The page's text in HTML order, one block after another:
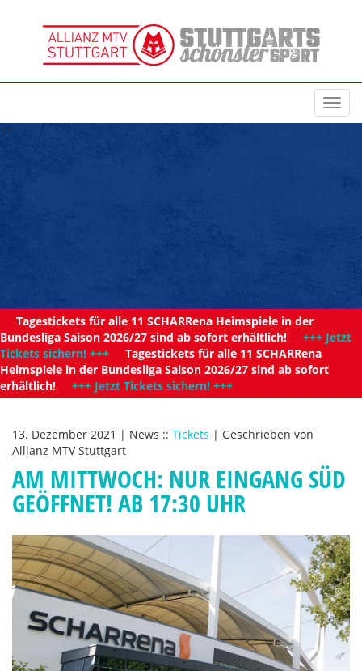
11
Tagestickets für alle 11 SCHARRena Heimspiele in der
Bundesliga Saison 2026/27 sind ab sofort erhältlich! +++ Jetzt
Tickets sichern! +++ Tagestickets für alle 11 SCHARRena
Heimspiele in der Bundesliga Saison 2026/27 sind ab sofort
erhältlich! +++ Jetzt Tickets sichern! +++
13. Dezember 2021 | News :: Tickets | Geschrieben von
Allianz MTV Stuttgart
AM MITTWOCH: NUR EINGANG SÜD
GEÖFFNET! AB 17:30 UHR